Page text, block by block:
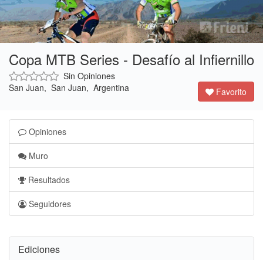
Copa MTB Series - Desafío al Infiernillo
Sin Opiniones
San Juan, San Juan, Argentina
Favorito
Opiniones
Muro
Resultados
Seguidores
Ediciones